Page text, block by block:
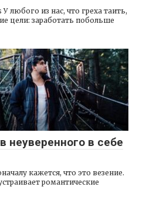
любого из нас, что греха таить,
цели: заработать побольше
неуверенного в себе
кажется, что это везение.
романтические